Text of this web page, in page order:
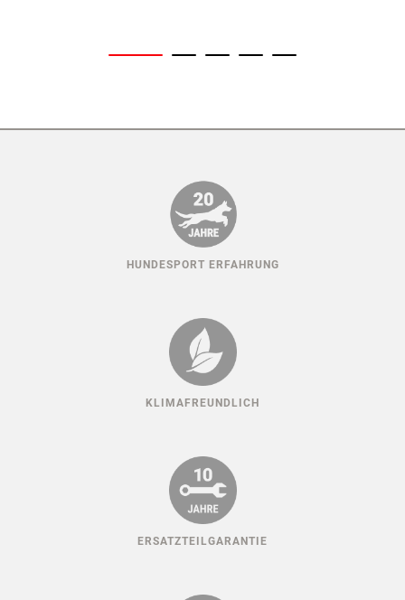
HUNDESPORT ERFAHRUNG
KLIMAFREUNDLICH
ERSATZTEILGARANTIE